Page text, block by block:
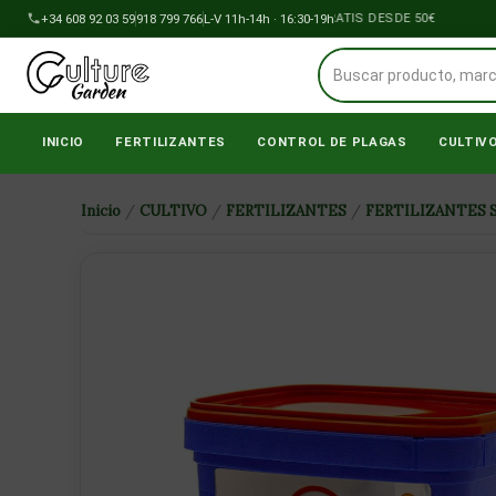
al
contenido
+34 608 92 03 59918 799 766L-V 11h-14h · 16:30-19h
ENVÍOS A PENÍNSULA GRATIS DESDE 50€
INICIO FERTILIZANTES CONTROL DE PLAGAS CULTIVO
Inicio / CULTIVO / FERTILIZANTES / FERTILIZANTES